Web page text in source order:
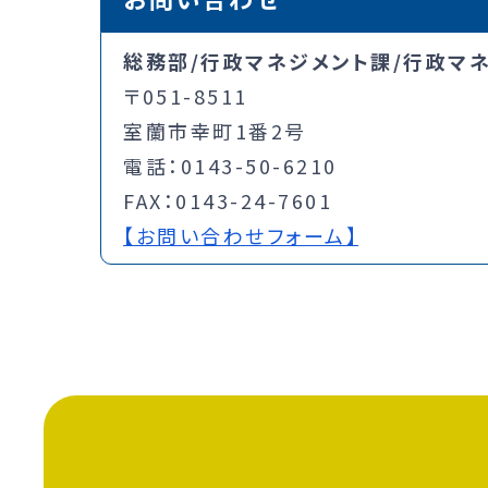
総務部/行政マネジメント課/行政マ
〒051-8511
室蘭市幸町1番2号
電話：0143-50-6210
FAX：0143-24-7601
【お問い合わせフォーム】